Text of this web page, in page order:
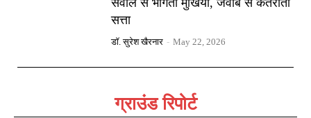
सत्ता
डॉ. सुरेश खैरनार - May 22, 2026
ग्राउंड रिपोर्ट